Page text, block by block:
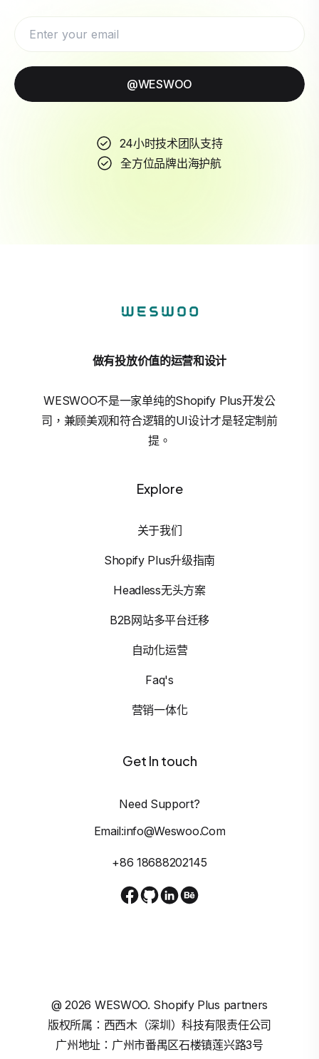
@WESWOO
24小时技术团队支持
全方位品牌出海护航
做有投放价值的运营和设计
WESWOO不是一家单纯的Shopify Plus开发公
司，兼顾美观和符合逻辑的UI设计才是轻定制前
提。
Explore
关于我们
Shopify Plus升级指南
Headless无头方案
B2B网站多平台迁移
自动化运营
Faq's
营销一体化
Get In touch
Need Support?
Email:info@weswoo.com
+86 18688202145
@2026 WESWOO. Shopify Plus partners
版权所属：西西木（深圳）科技有限责任公司
广州地址：广州市番禺区石楼镇莲兴路3号